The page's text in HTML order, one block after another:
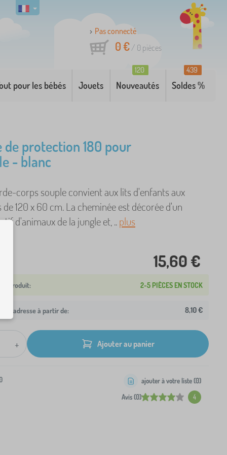
Pas connecté
0 €/ 0 pièces
pour les bébés Jouets Nouveautés
120
Soldes %
439
de protection 180 pour
- blanc
corps souple convient aux lits d'enfants aux
120 x 60 cm. La cheminée est décorée d'un
d'animaux de la jungle et, ..plus
15,60 €
2-5 PIÈCES EN STOCK
adresse à partir de: 8,10 €
+ Ajouter au panier
Avis (0) 4
ajouter à votre liste (0)